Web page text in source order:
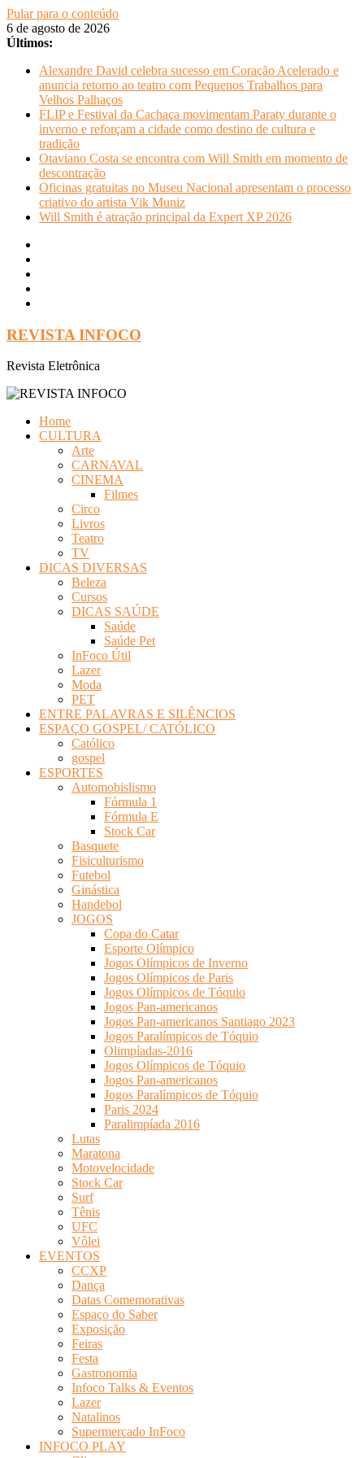
Pular para o conteúdo
6 de agosto de 2026
Últimos:
Alexandre David celebra sucesso em Coração Acelerado e
anuncia retorno ao teatro com Pequenos Trabalhos para
Velhos Palhaços
FLIP e Festival da Cachaça movimentam Paraty durante o
inverno e reforçam a cidade como destino de cultura e
tradição
Otaviano Costa se encontra com Will Smith em momento de
descontração
Oficinas gratuitas no Museu Nacional apresentam o processo
criativo do artista Vik Muniz
Will Smith é atração principal da Expert XP 2026
REVISTA INFOCO
Revista Eletrônica
Home
CULTURA
Arte
CARNAVAL
CINEMA
Filmes
Circo
Livros
Teatro
TV
DICAS DIVERSAS
Beleza
Cursos
DICAS SAÚDE
Saúde
Saúde Pet
InFoco Útil
Lazer
Moda
PET
ENTRE PALAVRAS E SILÊNCIOS
ESPAÇO GOSPEL/ CATÓLICO
Católico
gospel
ESPORTES
Automobislismo
Fórmula 1
Fórmula E
Stock Car
Basquete
Fisiculturismo
Futebol
Ginástica
Handebol
JOGOS
Copa do Catar
Esporte Olímpico
Jogos Olímpicos de Inverno
Jogos Olímpicos de Paris
Jogos Olímpicos de Tóquio
Jogos Pan-americanos
Jogos Pan-americanos Santiago 2023
Jogos Paralímpicos de Tóquio
Olimpíadas-2016
Jogos Olímpicos de Tóquio
Jogos Pan-americanos
Jogos Paralímpicos de Tóquio
Paris 2024
Paralimpíada 2016
Lutas
Maratona
Motovelocidade
Stock Car
Surf
Tênis
UFC
Vôlei
EVENTOS
CCXP
Dança
Datas Comemorativas
Espaço do Saber
Exposição
Feiras
Festa
Gastronomia
Infoco Talks & Eventos
Lazer
Natalinos
Supermercado InFoco
INFOCO PLAY